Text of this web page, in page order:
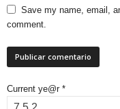
Save my name, email,
comment.
Current ye@r *